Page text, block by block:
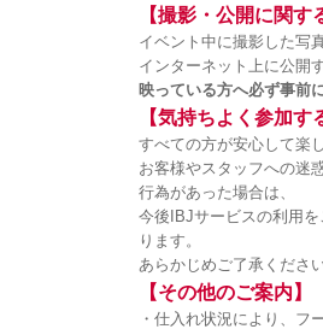
【撮影・公開に関す
イベント中に撮影した写
インターネット上に公開
映っている方へ必ず事前
【気持ちよく参加す
すべての方が安心して楽
お客様やスタッフへの迷
行為があった場合は、
今後IBJサービスの利用
ります。
あらかじめご了承ください
【その他のご案内】
・仕入れ状況により、フ